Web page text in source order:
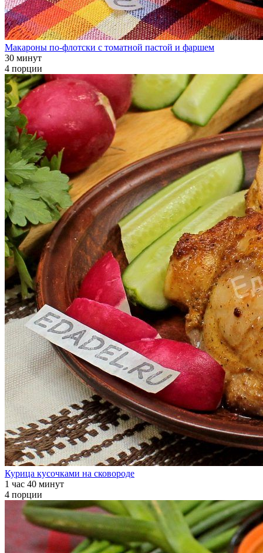
Макароны по-флотски с томатной пастой и фаршем
30 минут
4 порции
Курица кусочками на сковороде
1 час 40 минут
4 порции